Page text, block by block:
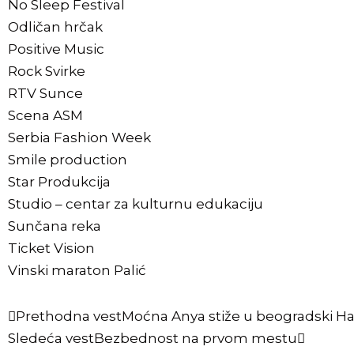
No Sleep Festival
Odličan hrčak
Positive Music
Rock Svirke
RTV Sunce
Scena ASM
Serbia Fashion Week
Smile production
Star Produkcija
Studio – centar za kulturnu edukaciju
Sunčana reka
Ticket Vision
Vinski maraton Palić
Prethodna vestMoćna Anya stiže u beogradski
Sledeća vestBezbednost na prvom mestu